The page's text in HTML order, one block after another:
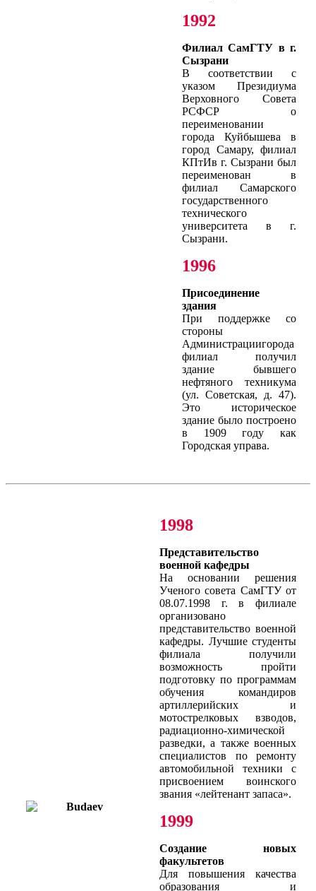
1992
Филиал СамГТУ в г.
Сызрани
В соответствии с
указом Президиума
Верховного Совета
РСФСР о
переименовании
города Куйбышева в
город Самару, филиал
КПтИв г. Сызрани был
переименован в
филиал Самарского
государственного
технического
университета в г.
Сызрани.
1996
Присоединение
здания
При поддержке со
стороны
Администрациигорода
филиал получил
здание бывшего
нефтяного техникума
(ул. Советская, д. 47).
Это историческое
здание было построено
в 1909 году как
Городская управа.
1998
Представительство
военной кафедры
На основании решения
Ученого совета СамГТУ от
08.07.1998 г. в филиале
организовано
представительство военной
кафедры. Лучшие студенты
филиала получили
возможность пройти
подготовку по программам
обучения командиров
артиллерийских и
мотострелковых взводов,
радиационно-химической
разведки, а также военных
специалистов по ремонту
автомобильной техники с
присвоением воинского
звания «лейтенант запаса».
1999
Создание новых
факультетов
Для повышения качества
образования и